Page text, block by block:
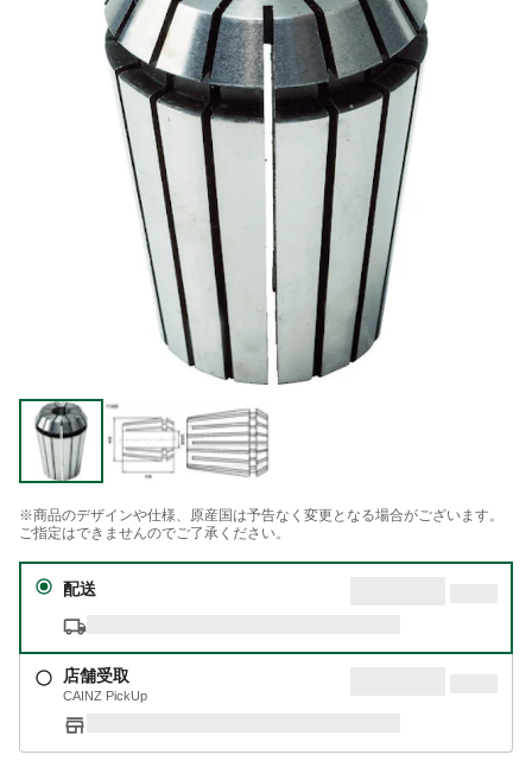
※商品のデザインや仕様、原産国は予告なく変更となる場合がございます。
ご指定はできませんのでご了承ください。
配送
店舗受取
CAINZ PickUp